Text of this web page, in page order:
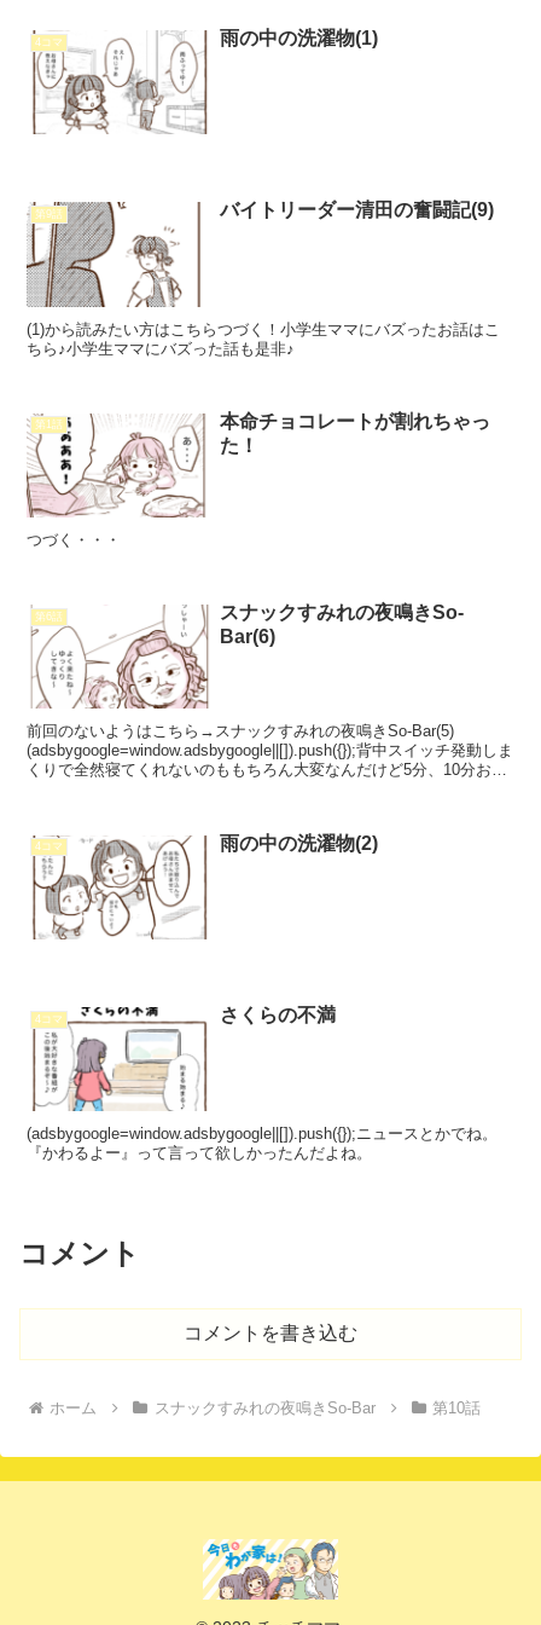
4コマ 雨の中の洗濯物(1)
第9話 バイトリーダー清田の奮闘記(9)
(1)から読みたい方はこちらつづく！小学生ママにバズったお話はこ
ちら♪小学生ママにバズった話も是非♪
第1話
本命チョコレートが割れちゃっ
た！
つづく・・・
第6話
スナックすみれの夜鳴きSo-
Bar(6)
前回のないようはこちら→スナックすみれの夜鳴きSo-Bar(5)
(adsbygoogle=window.adsbygoogle||[]).push({});背中スイッチ発動しま
くりで全然寝てくれないのももちろん大変なんだけど5分、10分お
4コマ 雨の中の洗濯物(2)
4コマ さくらの不満
(adsbygoogle=window.adsbygoogle||[]).push({});ニュースとかでね。
『かわるよー』って言って欲しかったんだよね。
コメント
コメントを書き込む
ホーム スナックすみれの夜鳴きSo-Bar 第10話